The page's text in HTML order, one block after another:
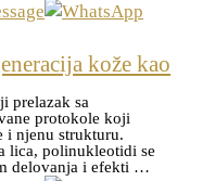
kože kao
prelazak sa
protokole koji
i njenu strukturu.
lica, polinukleotidi se
delovanja i efekti …